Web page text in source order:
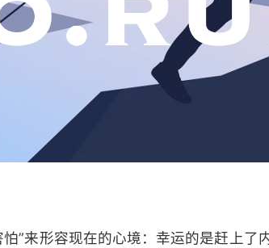
”来形容现在的心境：幸运的是赶上了